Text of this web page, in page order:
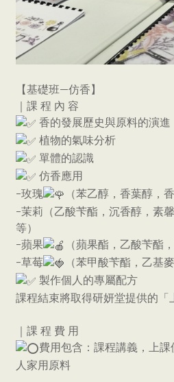
【基礎班—仿香】
｜課 程 內 容
香的發展歷史與原料的演進
植物的氣味分析
單體的認識
仿香應用
-玫瑰
（苯乙醇，香葉醇，
-茉莉（乙酸苄酯，沉香醇，素
等）
-蘋果
（蘋果酯，乙酸苄酯
-草莓
（苯甲酸苄酯，乙基
製作個人的專屬配方
課程結束將取得研妍堂提供的「
｜課 程 費 用
費用包含：課程講義，上
人家用原料